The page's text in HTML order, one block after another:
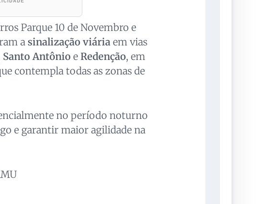
Parque 10 de Novembro e
a sinalização viáriaem vias
Santo Antônio e Redenção, em
contempla todas as zonas de
no período noturno
e garantir maior agilidade na